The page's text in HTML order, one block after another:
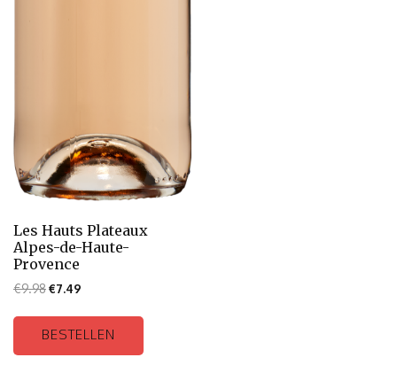
Les Hauts Plateaux
Alpes-de-Haute-
Provence
€9.98€7.49
BESTELLEN